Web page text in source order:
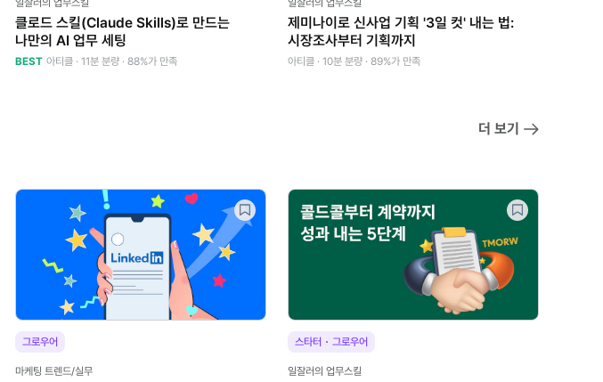
클로드 스킬(Claude Skills)로 만드는
나만의 AI 업무 세팅
BEST 아티클 · 11분 분량 · 88%가 만족
제미나이로 신사업 기획 '3일 컷' 내는 법:
시장조사부터 기획까지
아티클 · 10분 분량 · 89%가 만족
더 보기
그로우어
마케팅 트렌드/실무
스타터 · 그로우어
일잘러의 업무스킬